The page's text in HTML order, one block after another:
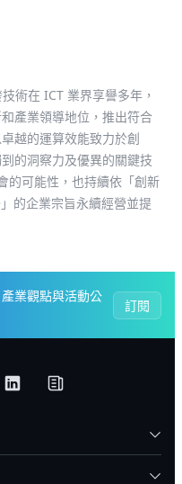
術在 ICT 業界享譽多年，
產業領導地位，推出符合
越的運算效能致力於創
的洞察力及優異的關鍵技
的可能性，也持續依「創新
的企業宗旨永續經營並提
業觀點與活動公
訂閱